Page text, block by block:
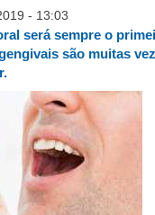
- 13:03
será sempre o
são muitas